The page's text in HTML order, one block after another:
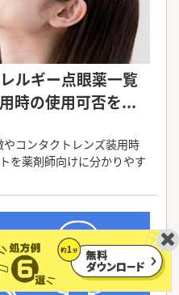
レルギー点眼薬一覧
時の使用可否を...
コンタクトレンズ装用時
を薬剤師向けに分かりやす